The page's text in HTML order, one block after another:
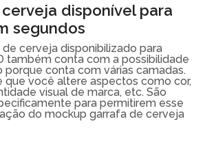
disponível para
segundos
cerveja disponibilizado para
também conta com a possibilidade
porque conta com várias camadas.
que você altere aspectos como cor,
visual de marca, etc. São
para permitirem esse
do mockup garrafa de cerveja